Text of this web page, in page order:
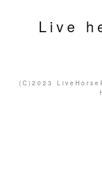
Live
(C)2023